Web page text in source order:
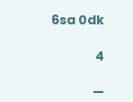
6sa 0dk
4
—